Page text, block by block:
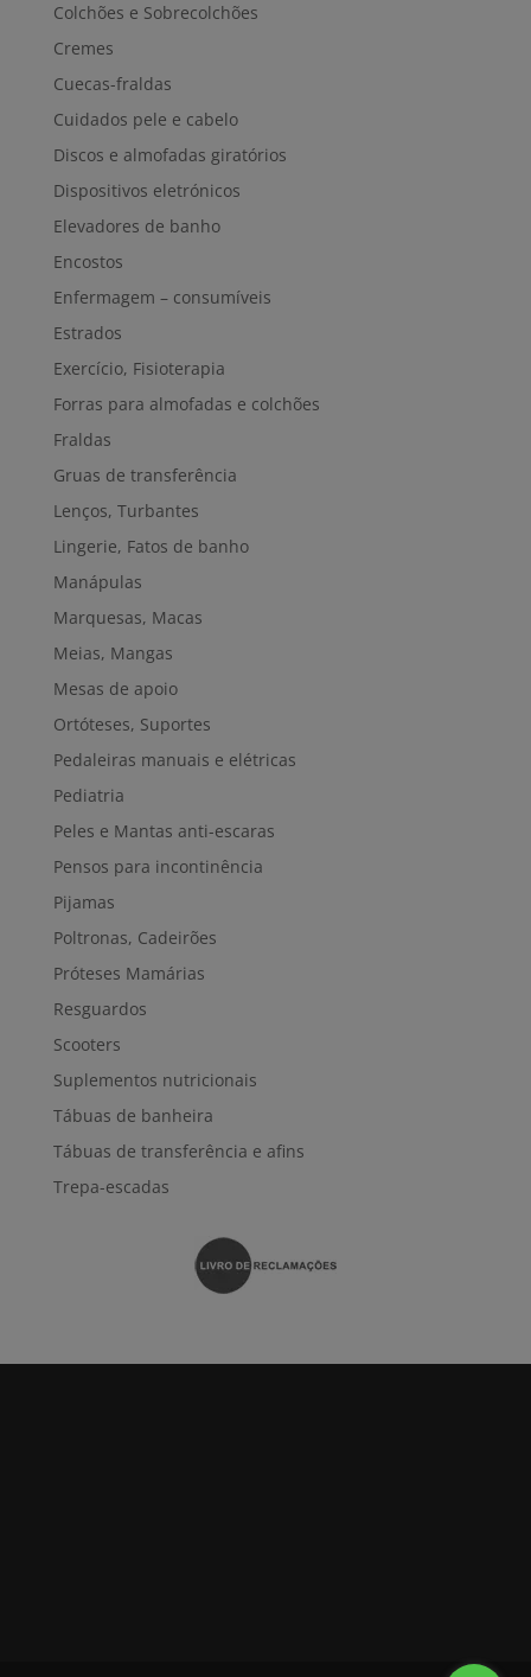
Colchões e Sobrecolchões
Cremes
Cuecas-fraldas
Cuidados pele e cabelo
Discos e almofadas giratórios
Dispositivos eletrónicos
Elevadores de banho
Encostos
Enfermagem – consumíveis
Estrados
Exercício, Fisioterapia
Forras para almofadas e colchões
Fraldas
Gruas de transferência
Lenços, Turbantes
Lingerie, Fatos de banho
Manápulas
Marquesas, Macas
Meias, Mangas
Mesas de apoio
Ortóteses, Suportes
Pedaleiras manuais e elétricas
Pediatria
Peles e Mantas anti-escaras
Pensos para incontinência
Pijamas
Poltronas, Cadeirões
Próteses Mamárias
Resguardos
Scooters
Suplementos nutricionais
Tábuas de banheira
Tábuas de transferência e afins
Trepa-escadas